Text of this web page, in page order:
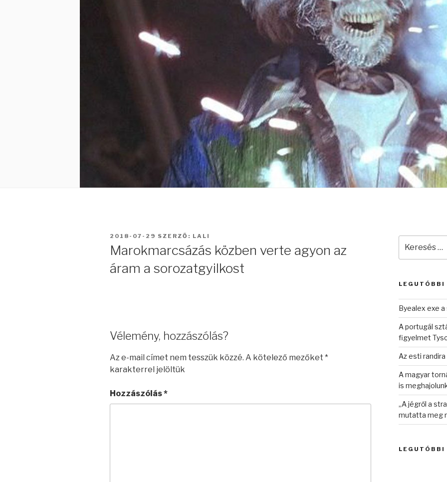
BEKÜLDVE:
2018-07-29 SZERZŐ: LALI
Marokmarcsázás közben verte agyon az
áram a sorozatgyilkost
Vélemény, hozzászólás?
Az e-mail címet nem tesszük közzé. A kötelező mezőket *
karakterrel jelöltük
Hozzászólás*
következő
LEGUTÓBBI
Byealex exe
A portugál
figyelmet
Az esti
A magyar
is
„A jégről a
mutatta meg
LEGUTÓBBI